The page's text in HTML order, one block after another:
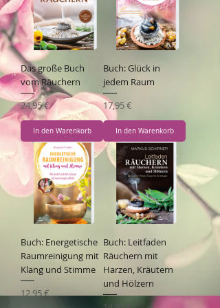
Das große Buch
vom Räuchern
Preis
24,95 €
In den Warenkorb
Buch: Glück in
jedem Raum
Preis
17,95 €
In den Warenkorb
Buch: Energetische
Raumreinigung mit
Klang und Stimme
Preis
12,95 €
Buch: Leitfaden
Räuchern mit
Harzen, Kräutern
und Hölzern